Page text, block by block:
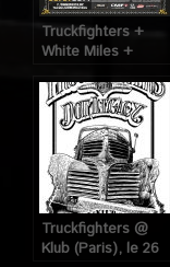
Truckfighters +
White Miles +
@ Divan du Monde
(Paris), le 28
Février 2014
Truckfighters @
Klub (Paris), le 26